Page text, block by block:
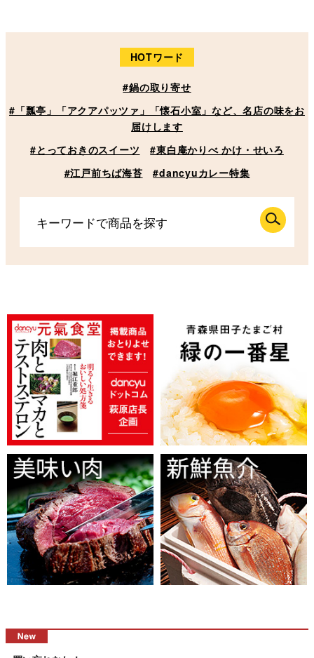
HOTワード
#鍋の取り寄せ
#「瓢亭」「アクアパッツァ」「懐石小室」など、名店の味をお
届けします
#とっておきのスイーツ
#東白庵かりべ かけ・せいろ
#江戸前ちば海苔
#dancyuカレー特集